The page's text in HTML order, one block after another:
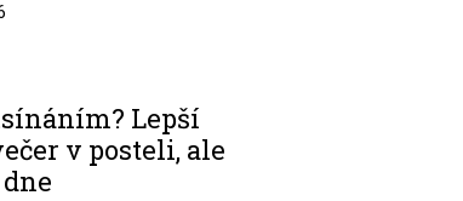
Lepší
v posteli, ale